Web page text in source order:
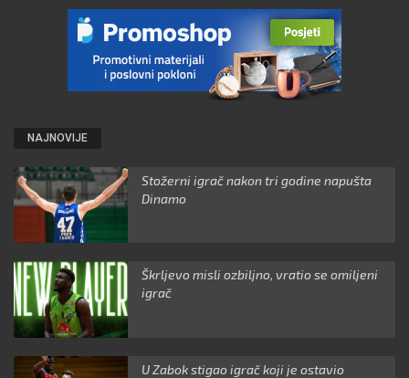
NAJNOVIJE
Stožerni igrač nakon tri godine napušta
Dinamo
Škrljevo misli ozbiljno, vratio se omiljeni
igrač
U Zabok stigao igrač koji je ostavio